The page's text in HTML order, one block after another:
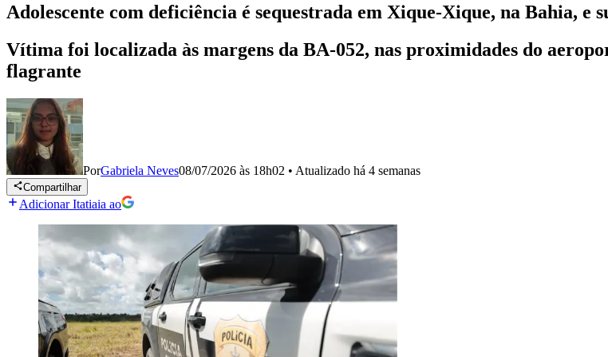
Adolescente com deficiência é sequestrada em Xique-Xique, na Bahia, e
Vítima foi localizada às margens da BA-052, nas proximidades do
flagrante
PorGabriela Neves08/07/2026 às 18h02 • Atualizado há 4 semanas
Compartilhar
Adicionar Itatiaia ao